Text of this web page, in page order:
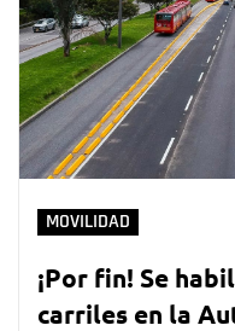
MOVILIDAD
¡Por fin! Se
carriles en la